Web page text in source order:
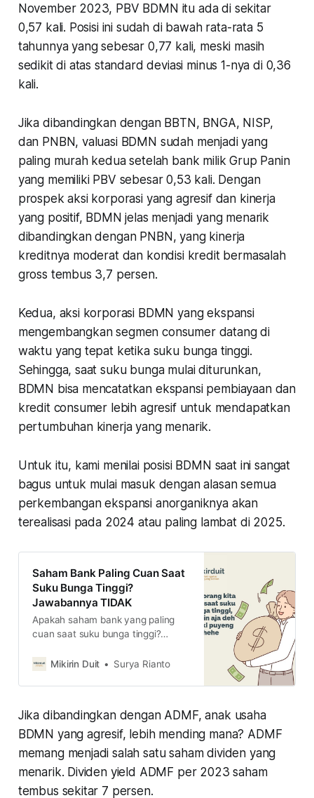
November 2023, PBV BDMN itu ada di sekitar
0,57 kali. Posisi ini sudah di bawah rata-rata 5
tahunnya yang sebesar 0,77 kali, meski masih
sedikit di atas standard deviasi minus 1-nya di 0,36
kali.
Jika dibandingkan dengan BBTN, BNGA, NISP,
dan PNBN, valuasi BDMN sudah menjadi yang
paling murah kedua setelah bank milik Grup Panin
yang memiliki PBV sebesar 0,53 kali. Dengan
prospek aksi korporasi yang agresif dan kinerja
yang positif, BDMN jelas menjadi yang menarik
dibandingkan dengan PNBN, yang kinerja
kreditnya moderat dan kondisi kredit bermasalah
gross tembus 3,7 persen.
Kedua, aksi korporasi BDMN yang ekspansi
mengembangkan segmen consumer datang di
waktu yang tepat ketika suku bunga tinggi.
Sehingga, saat suku bunga mulai diturunkan,
BDMN bisa mencatatkan ekspansi pembiayaan dan
kredit consumer lebih agresif untuk mendapatkan
pertumbuhan kinerja yang menarik.
Untuk itu, kami menilai posisi BDMN saat ini sangat
bagus untuk mulai masuk dengan alasan semua
perkembangan ekspansi anorganiknya akan
terealisasi pada 2024 atau paling lambat di 2025.
Saham Bank Paling Cuan Saat
Suku Bunga Tinggi?
Jawabannya TIDAK
Apakah saham bank yang paling
cuan saat suku bunga tinggi?
komprehensifnya di sini.
Mikirin Duit Surya Rianto
Jika dibandingkan dengan ADMF, anak usaha
BDMN yang agresif, lebih mending mana? ADMF
memang menjadi salah satu saham dividen yang
menarik. Dividen yield ADMF per 2023 saham
tembus sekitar 7 persen.